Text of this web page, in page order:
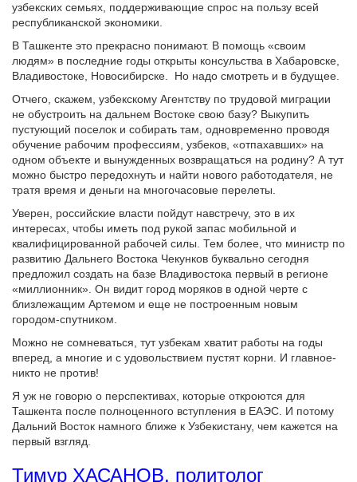
узбекских семьях, поддерживающие спрос на пользу всей
республиканской экономики.
В Ташкенте это прекрасно понимают. В помощь «своим
людям» в последние годы открыты консульства в Хабаровске,
Владивостоке, Новосибирске. Но надо смотреть и в будущее.
Отчего, скажем, узбекскому Агентству по трудовой миграции
не обустроить на дальнем Востоке свою базу? Выкупить
пустующий поселок и собирать там, одновременно проводя
обучение рабочим профессиям, узбеков, «отпахавших» на
одном объекте и вынужденных возвращаться на родину? А тут
можно быстро передохнуть и найти нового работодателя, не
тратя время и деньги на многочасовые перелеты.
Уверен, российские власти пойдут навстречу, это в их
интересах, чтобы иметь под рукой запас мобильной и
квалифицированной рабочей силы. Тем более, что министр по
развитию Дальнего Востока Чекунков буквально сегодня
предложил создать на базе Владивостока первый в регионе
«миллионник». Он видит город моряков в одной черте с
близлежащим Артемом и еще не построенным новым
городом-спутником.
Можно не сомневаться, тут узбекам хватит работы на годы
вперед, а многие и с удовольствием пустят корни. И главное-
никто не против!
Я уж не говорю о перспективах, которые откроются для
Ташкента после полноценного вступления в ЕАЭС. И потому
Дальний Восток намного ближе к Узбекистану, чем кажется на
первый взгляд.
Тимур ХАСАНОВ, политолог